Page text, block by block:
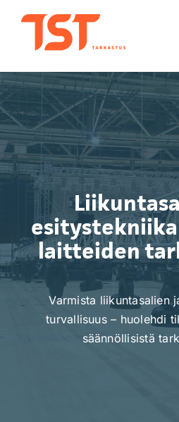
content
laitteiden
Varmista liikuntasalien
turvallisuus – huolehdi
säännöllisistä